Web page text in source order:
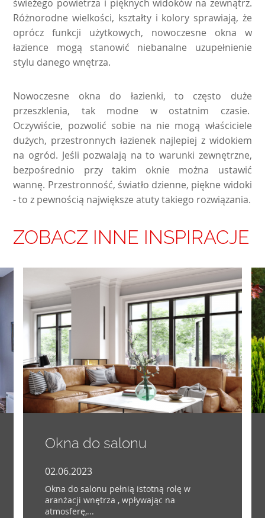
świeżego powietrza i pięknych widoków na zewnątrz.
Różnorodne wielkości, kształty i kolory sprawiają, że
oprócz funkcji użytkowych, nowoczesne okna w
łazience mogą stanowić niebanalne uzupełnienie
stylu danego wnętrza.
Nowoczesne okna do łazienki, to często duże
przeszklenia, tak modne w ostatnim czasie.
Oczywiście, pozwolić sobie na nie mogą właściciele
dużych, przestronnych łazienek najlepiej z widokiem
na ogród. Jeśli pozwalają na to warunki zewnętrzne,
bezpośrednio przy takim oknie można ustawić
wannę. Przestronność, światło dzienne, piękne widoki
- to z pewnością największe atuty takiego rozwiązania.
ZOBACZ INNE INSPIRACJE
Okna do salonu
02.06.2023
Okna do salonu pełnią istotną rolę w
aranżacji wnętrza , wpływając na
atmosferę,...